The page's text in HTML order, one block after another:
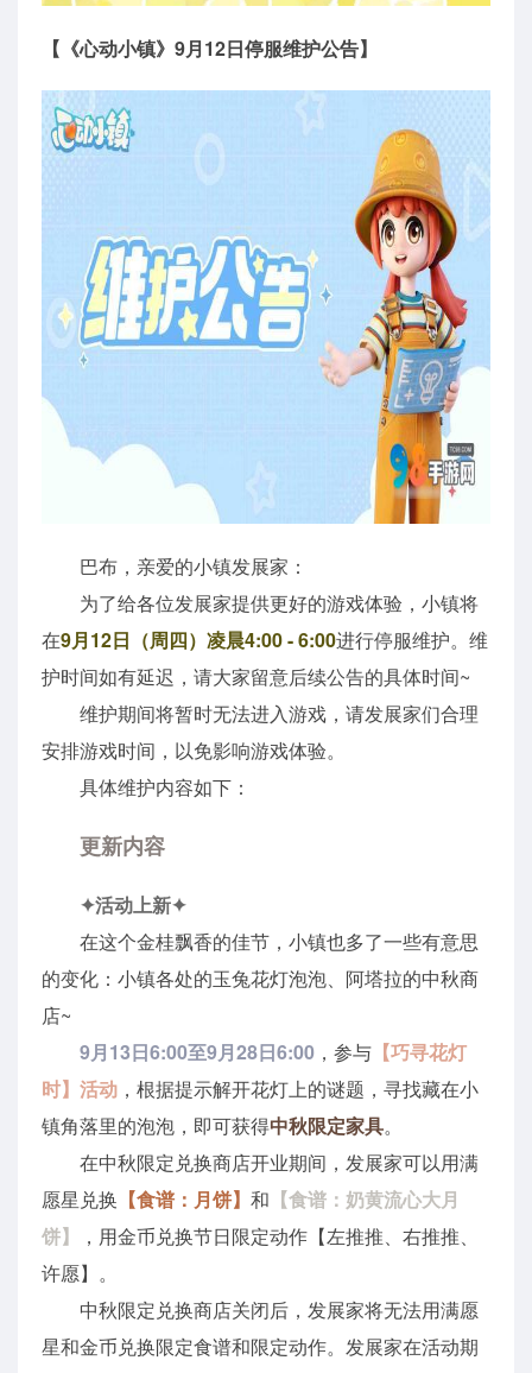
【《心动小镇》9月12日停服维护公告】
巴布，亲爱的小镇发展家：
为了给各位发展家提供更好的游戏体验，小镇将
在9月12日（周四）凌晨4:00 - 6:00进行停服维护。维
护时间如有延迟，请大家留意后续公告的具体时间~
维护期间将暂时无法进入游戏，请发展家们合理
安排游戏时间，以免影响游戏体验。
具体维护内容如下：
更新内容
✦活动上新✦
在这个金桂飘香的佳节，小镇也多了一些有意思
的变化：小镇各处的玉兔花灯泡泡、阿塔拉的中秋商
店~
9月13日6:00至9月28日6:00 ，参与 【巧寻花灯
时】活动 ，根据提示解开花灯上的谜题，寻找藏在小
镇角落里的泡泡，即可获得中秋限定家具。
在中秋限定兑换商店开业期间，发展家可以用满
愿星兑换 【食谱：月饼】 和 【食谱：奶黄流心大月
饼】
，用金币兑换节日限定动作【左推推、右推推、
许愿】。
中秋限定兑换商店关闭后，发展家将无法用满愿
星和金币兑换限定食谱和限定动作。发展家在活动期